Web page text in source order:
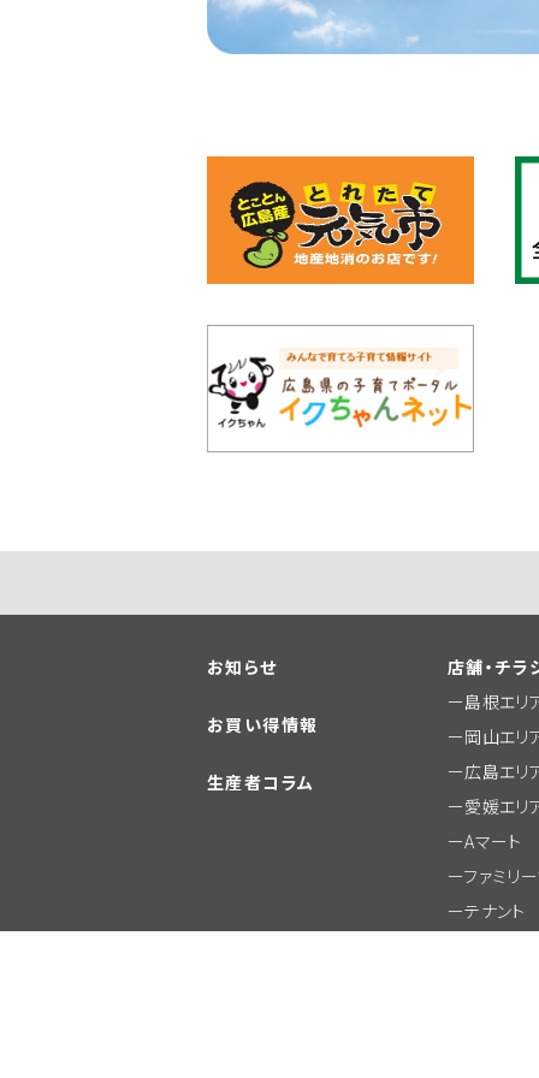
お知らせ
お買い得情報
生産者コラム
店舗・チラ
島根エリ
岡山エリ
広島エリ
愛媛エリ
Aマート
ファミリ
テナント